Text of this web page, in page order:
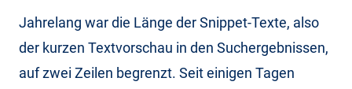
Jahrelang war die Länge der Snippet-Texte, also
der kurzen Textvorschau in den Suchergebnissen,
auf zwei Zeilen begrenzt. Seit einigen Tagen